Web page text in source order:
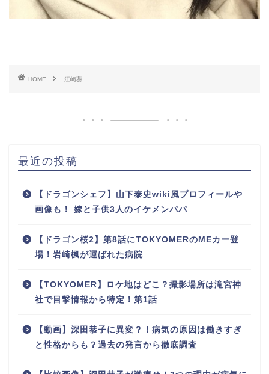
HOME 江崎葵
最近の投稿
【ドラゴンシェフ】山下泰史wiki風プロフィールや
画像も！ 嫁と子供3人のイケメンパパ
【ドラゴン桜2】第8話にTOKYOMERのMEカー登
場！岩崎楓が運ばれた病院
【TOKYOMER】ロケ地はどこ？撮影場所は滝宮神
社で目撃情報から特定！第1話
【動画】深田恭子に異変？！病気の原因は働きすぎ
と性格からも？過去の発言から徹底調査